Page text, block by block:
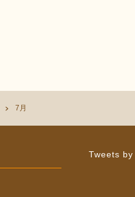
7月
Tweets